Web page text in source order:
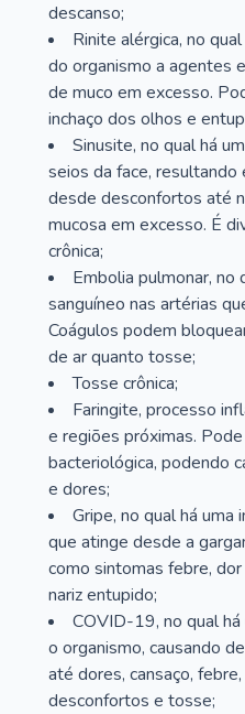
descanso;
Rinite alérgica, no
do organismo a agentes
de muco em excesso.
inchaço dos olhos e
Sinusite, no qual há
seios da face, resultando
desde desconfortos até
mucosa em excesso. É
crônica;
Embolia pulmonar, no
sanguíneo nas artérias
Coágulos podem
de ar quanto tosse;
Tosse crônica;
Faringite, processo
e regiões próximas.
bacteriológica, podendo
e dores;
Gripe, no qual há uma
que atinge desde a
como sintomas febre,
nariz entupido;
COVID-19, no qual
o organismo, causando
até dores, cansaço,
desconfortos e tosse;